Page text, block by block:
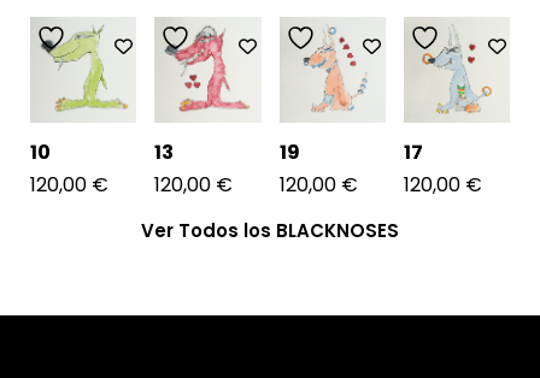
10
120,00 €
13
120,00 €
19
120,00 €
17
120,00 €
Ver Todos los BLACKNOSES